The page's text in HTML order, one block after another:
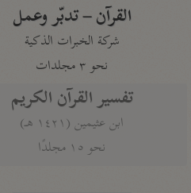
القرآن – تدبّر وعمل
شركة الخبرات الذكية
نحو ٣ مجلدات
تفسير القرآن الكريم
ابن عثيمين (١٤٢١ هـ)
نحو ١٥ مجلدًا